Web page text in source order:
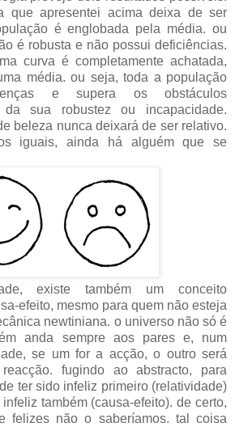
que apresentei acima deixa de ser
é englobada pela média. ou
é robusta e não possui deficiências.
curva é completamente achatada,
média. ou seja, toda a população
e supera os obstáculos
da sua robustez ou incapacidade.
beleza nunca deixará de ser relativo.
iguais, ainda há alguém que se
existe também um conceito
efeito, mesmo para quem não esteja
newtiniana. o universo não só é
anda sempre aos pares e, num
se um for a acção, o outro será
fugindo ao abstracto, para
ter sido infeliz primeiro (relatividade)
também (causa-efeito). de certo,
felizes não o saberíamos. tal coisa